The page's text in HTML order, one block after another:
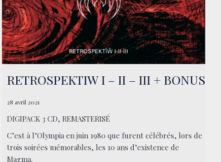
RETROSPEKTIW I – II – III + BONUS
28 avril 2021
DIGIPACK 3 CD, REMASTERISÉ
C’est à l’Olympia en juin 1980 que furent célébrés, lors de
trois soirées mémorables, les 10 ans d’existence de
Magma.